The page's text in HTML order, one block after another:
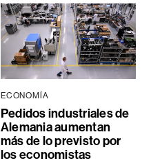
ECONOMÍA
Pedidos industriales de
Alemania aumentan
más de lo previsto por
los economistas